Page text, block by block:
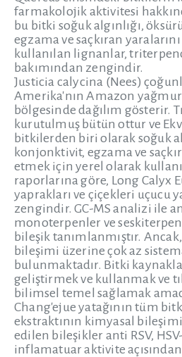
farmakolojik aktivitesi
bu bitki soğuk algınlığı,
egzama ve saçkıran
kullanılan lignanlar,
bakımından zengindir.
Justicia calycina (Nees)
Amerika'nın Amazon
bölgesinde dağılım gösterir.
kurutulmuş bütün ottur ve
bitkilerden biri olarak soğuk
konjonktivit, egzama ve
etmek için yerel olarak
raporlarına göre, Long Calyx
yaprakları ve çiçekleri uçucu
zengindir. GC-MS analizi ile
monoterpenler ve
bileşik tanımlanmıştır.
bileşimi üzerine çok az
bulunmaktadır. Bitki
geliştirmek ve kullanmak ve
bilimsel temel sağlamak
Chang'ejue yatağının tüm
ekstraktının kimyasal
edilen bileşikler anti RSV,
inflamatuar aktivite açısından